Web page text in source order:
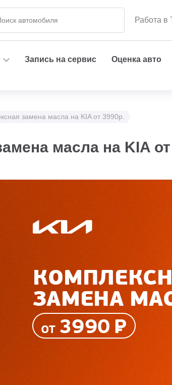
Работа в
Запись на сервис Оценка авто
замена масла на KIA от 3990р.
масла на KIA